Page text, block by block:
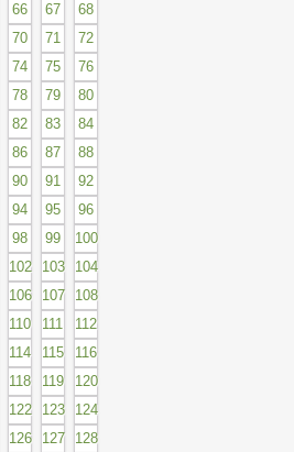
66 67
68
70 71
72
74 75
76
78 79
80
82 83
84
86 87
88
90 91
92
94 95
96
98 99
100
102 103
104
106 107
108
110 111
112
114 115
116
118 119
120
122 123
124
126 127
128